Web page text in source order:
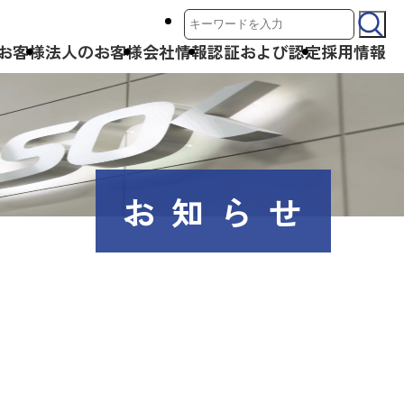
客様法人のお客様会社情報認証および認定採用情報
サ
イ
内
検
索:
お知らせ